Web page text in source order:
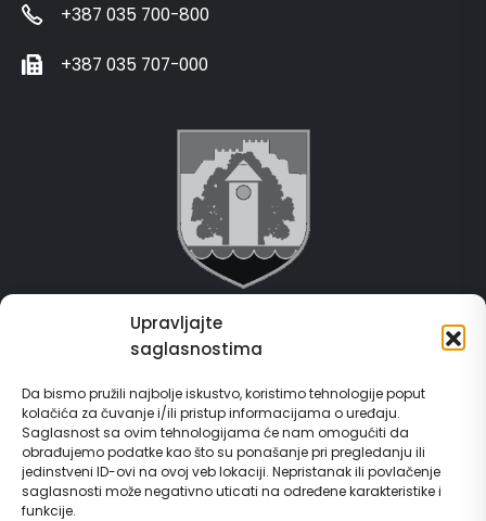
Upravljajte
saglasnostima
Da bismo pružili najbolje iskustvo, koristimo tehnologije poput
kolačića za čuvanje i/ili pristup informacijama o uređaju.
Saglasnost sa ovim tehnologijama će nam omogućiti da
obrađujemo podatke kao što su ponašanje pri pregledanju ili
jedinstveni ID-ovi na ovoj veb lokaciji. Nepristanak ili povlačenje
saglasnosti može negativno uticati na određene karakteristike i
funkcije.
+387 035 700-800
+387 035 707-000
Grad Gračanica
E-Matičar
72 sata sistem